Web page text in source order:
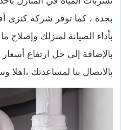
بجدة ، كما توفر شركة كنزى
بأداء الصيانة لمنزلك وإصلاح
بالإضافة إلى حل ارتفاع
بالاتصال بنا لمساعدتك ،اهلا